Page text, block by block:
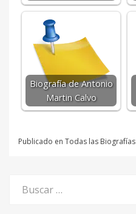
Biografía de Antonio
Martin Calvo
Publicado en Todas las Biografías
por: